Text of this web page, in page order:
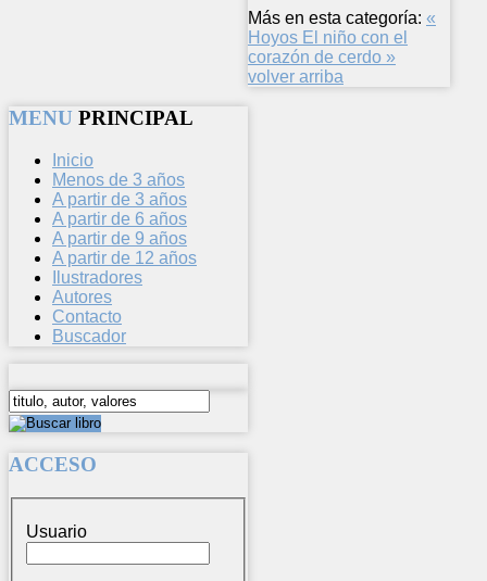
Más en esta categoría: «
Hoyos El niño con el
corazón de cerdo »
volver arriba
MENU PRINCIPAL
Inicio
Menos de 3 años
A partir de 3 años
A partir de 6 años
A partir de 9 años
A partir de 12 años
Ilustradores
Autores
Contacto
Buscador
ACCESO
Usuario